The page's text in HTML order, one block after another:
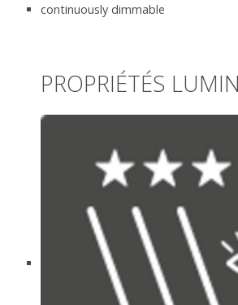
continuously dimmable
PROPRIÉTÉS